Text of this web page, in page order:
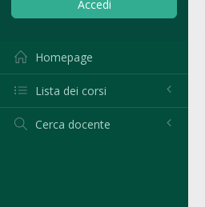
Homepage
Lista dei corsi
Cerca docente